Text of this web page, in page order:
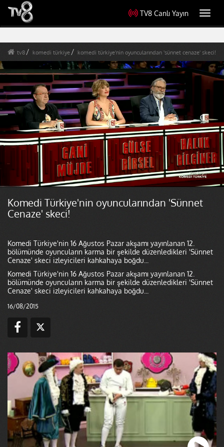
TV8 Canlı Yayın
tv8 komedi türkiye komedi türkiye'nin oyuncularından 'sünnet cenaze' skeci!
Komedi Türkiye'nin oyuncularından 'Sünnet
Cenaze' skeci!
Komedi Türkiye'nin 16 Ağustos Pazar akşamı yayınlanan 12.
bölümünde oyuncuların karma bir şekilde düzenledikleri 'Sünnet
Cenaze' skeci izleyicileri kahkahaya boğdu...
Komedi Türkiye'nin 16 Ağustos Pazar akşamı yayınlanan 12.
bölümünde oyuncuların karma bir şekilde düzenledikleri 'Sünnet
Cenaze' skeci izleyicileri kahkahaya boğdu...
16/08/2015